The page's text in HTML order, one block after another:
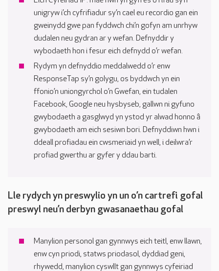
unigryw i’ch cyfrifiadur sy’n cael eu recordio gan ein
gweinydd gwe pan fyddwch chi’n gofyn am unrhyw
dudalen neu gydran ar y wefan. Defnyddir y
wybodaeth hon i fesur eich defnydd o’r wefan.
Rydym yn defnyddio meddalwedd o’r enw
ResponseTap sy’n golygu, os byddwch yn ein
ffonio’n uniongyrchol o’n Gwefan, ein tudalen
Facebook, Google neu hysbyseb, gallwn ni gyfuno
gwybodaeth a gasglwyd yn ystod yr alwad honno â
gwybodaeth am eich sesiwn bori. Defnyddiwn hwn i
ddeall profiadau ein cwsmeriaid yn well, i deilwra’r
profiad gwerthu ar gyfer y ddau barti.
Lle rydych yn preswylio yn un o’n cartrefi gofal
preswyl neu’n derbyn gwasanaethau gofal
Manylion personol gan gynnwys eich teitl, enw llawn,
enw cyn priodi, statws priodasol, dyddiad geni,
rhywedd, manylion cyswllt gan gynnwys cyfeiriad